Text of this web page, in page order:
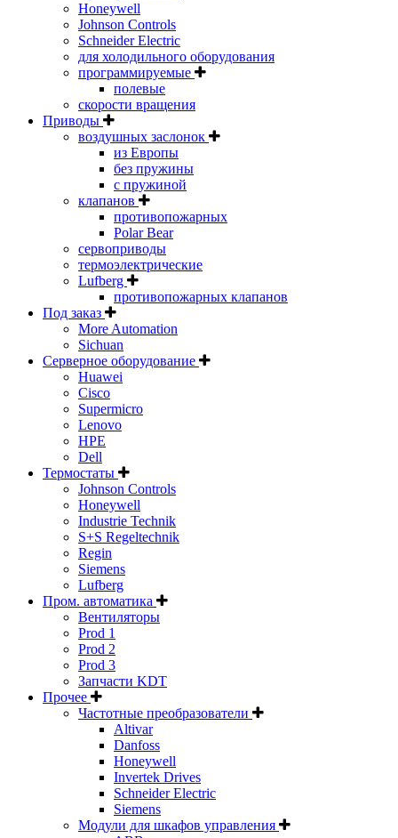
Honeywell
Johnson Controls
Schneider Electric
для холодильного оборудования
программируемые
полевые
скорости вращения
Приводы
воздушных заслонок
из Европы
без пружины
с пружиной
клапанов
противопожарных
Polar Bear
сервоприводы
термоэлектрические
Lufberg
противопожарных клапанов
Под заказ
More Automation
Sichuan
Серверное оборудование
Huawei
Cisco
Supermicro
Lenovo
HPE
Dell
Термостаты
Johnson Controls
Honeywell
Industrie Technik
S+S Regeltechnik
Regin
Siemens
Lufberg
Пром. автоматика
Вентиляторы
Prod 1
Prod 2
Prod 3
Запчасти KDT
Прочее
Частотные преобразователи
Altivar
Danfoss
Honeywell
Invertek Drives
Schneider Electric
Siemens
Модули для шкафов управления